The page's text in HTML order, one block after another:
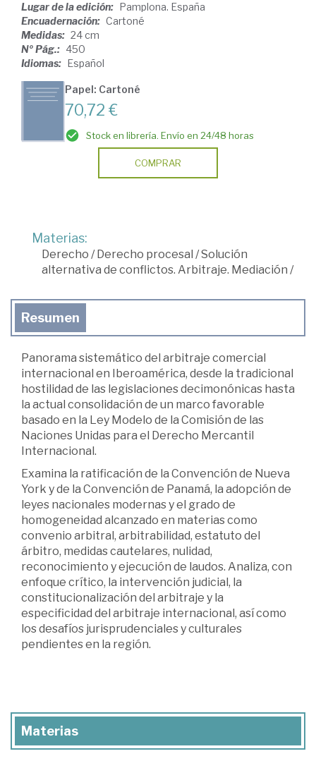
Lugar de la edición: Pamplona. España
Encuadernación: Cartoné
Medidas: 24 cm
Nº Pág.: 450
Idiomas: Español
Papel: Cartoné
70,72 €
Stock en librería. Envío en 24/48 horas
COMPRAR
Materias:
Derecho / Derecho procesal /Solución
alternativa de conflictos. Arbitraje. Mediación /
Resumen
Panorama sistemático del arbitraje comercial
internacional en Iberoamérica, desde la tradicional
hostilidad de las legislaciones decimonónicas hasta
la actual consolidación de un marco favorable
basado en la Ley Modelo de la Comisión de las
Naciones Unidas para el Derecho Mercantil
Internacional.
Examina la ratificación de la Convención de Nueva
York y de la Convención de Panamá, la adopción de
leyes nacionales modernas y el grado de
homogeneidad alcanzado en materias como
convenio arbitral, arbitrabilidad, estatuto del
árbitro, medidas cautelares, nulidad,
reconocimiento y ejecución de laudos. Analiza, con
enfoque crítico, la intervención judicial, la
constitucionalización del arbitraje y la
especificidad del arbitraje internacional, así como
los desafíos jurisprudenciales y culturales
pendientes en la región.
Materias